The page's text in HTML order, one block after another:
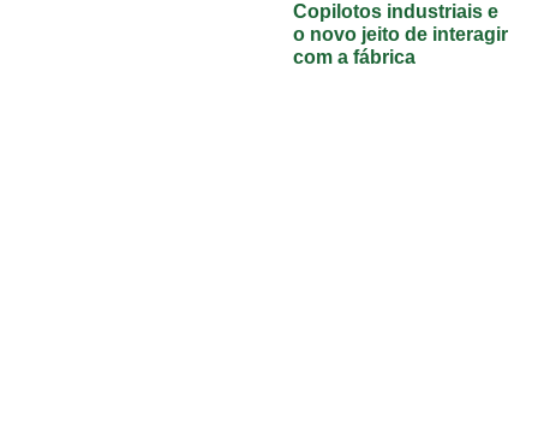
Copilotos industriais e
o novo jeito de interagir
com a fábrica